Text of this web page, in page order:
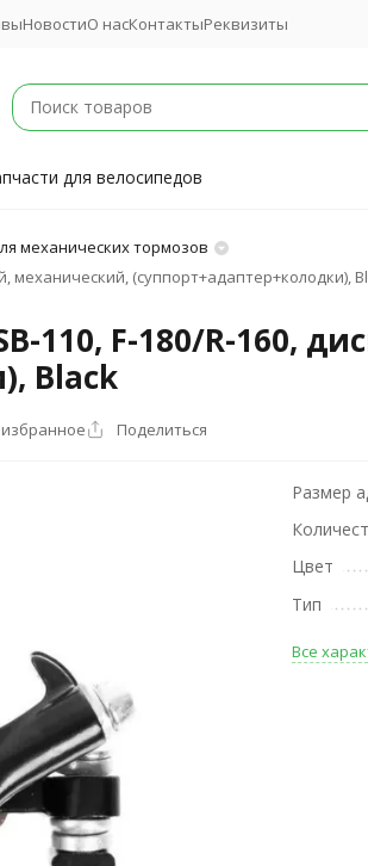
НовостиО насКонтактыРеквизиты
для велосипедов
механических тормозов
механический, (суппорт+адаптер+колодки),
110, F-180/R-160,
Black
Поделиться
Размер
Цвет
Тип
Все